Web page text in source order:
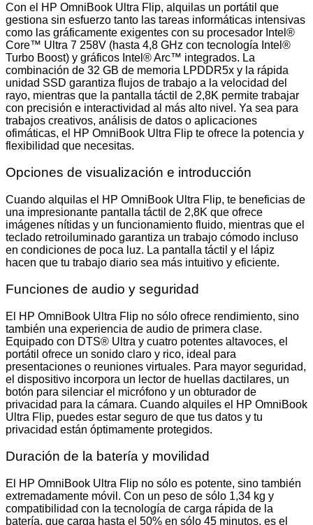
Con el HP OmniBook Ultra Flip, alquilas un portátil que
gestiona sin esfuerzo tanto las tareas informáticas intensivas
como las gráficamente exigentes con su procesador Intel®
Core™ Ultra 7 258V (hasta 4,8 GHz con tecnología Intel®
Turbo Boost) y gráficos Intel® Arc™ integrados. La
combinación de 32 GB de memoria LPDDR5x y la rápida
unidad SSD garantiza flujos de trabajo a la velocidad del
rayo, mientras que la pantalla táctil de 2,8K permite trabajar
con precisión e interactividad al más alto nivel. Ya sea para
trabajos creativos, análisis de datos o aplicaciones
ofimáticas, el HP OmniBook Ultra Flip te ofrece la potencia y
flexibilidad que necesitas.
Opciones de visualización e introducción
Cuando alquilas el HP OmniBook Ultra Flip, te beneficias de
una impresionante pantalla táctil de 2,8K que ofrece
imágenes nítidas y un funcionamiento fluido, mientras que el
teclado retroiluminado garantiza un trabajo cómodo incluso
en condiciones de poca luz. La pantalla táctil y el lápiz
hacen que tu trabajo diario sea más intuitivo y eficiente.
Funciones de audio y seguridad
El HP OmniBook Ultra Flip no sólo ofrece rendimiento, sino
también una experiencia de audio de primera clase.
Equipado con DTS® Ultra y cuatro potentes altavoces, el
portátil ofrece un sonido claro y rico, ideal para
presentaciones o reuniones virtuales. Para mayor seguridad,
el dispositivo incorpora un lector de huellas dactilares, un
botón para silenciar el micrófono y un obturador de
privacidad para la cámara. Cuando alquiles el HP OmniBook
Ultra Flip, puedes estar seguro de que tus datos y tu
privacidad están óptimamente protegidos.
Duración de la batería y movilidad
El HP OmniBook Ultra Flip no sólo es potente, sino también
extremadamente móvil. Con un peso de sólo 1,34 kg y
compatibilidad con la tecnología de carga rápida de la
batería, que carga hasta el 50% en sólo 45 minutos, es el